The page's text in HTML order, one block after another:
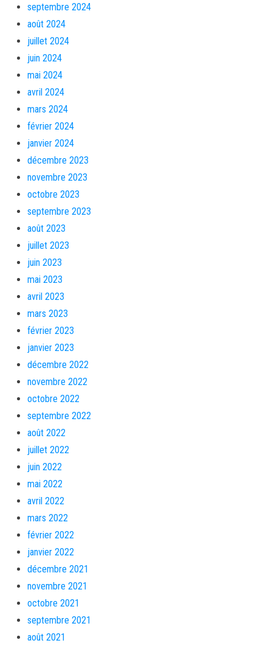
septembre 2024
août 2024
juillet 2024
juin 2024
mai 2024
avril 2024
mars 2024
février 2024
janvier 2024
décembre 2023
novembre 2023
octobre 2023
septembre 2023
août 2023
juillet 2023
juin 2023
mai 2023
avril 2023
mars 2023
février 2023
janvier 2023
décembre 2022
novembre 2022
octobre 2022
septembre 2022
août 2022
juillet 2022
juin 2022
mai 2022
avril 2022
mars 2022
février 2022
janvier 2022
décembre 2021
novembre 2021
octobre 2021
septembre 2021
août 2021